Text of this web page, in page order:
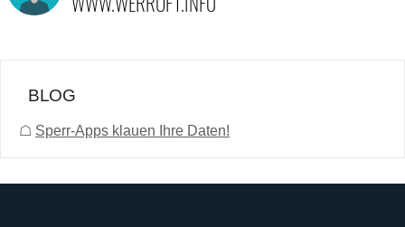
BLOG
☖ Sperr-Apps klauen Ihre Daten!